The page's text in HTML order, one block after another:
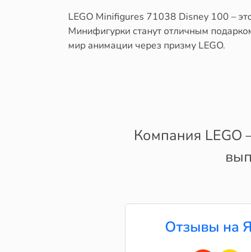
LEGO Minifigures 71038 Disney 100 –
Минифигурки станут отличным
мир анимации через призму LEGO.
Компания
Отзывы на